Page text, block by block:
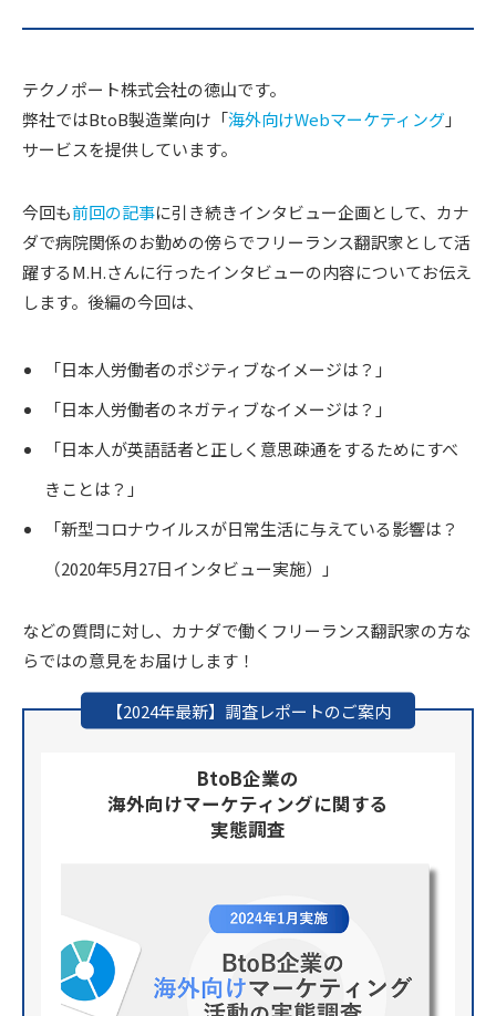
テクノポート株式会社の徳山です。
弊社ではBtoB製造業向け「海外向けWebマーケティング」
サービスを提供しています。
今回も前回の記事に引き続きインタビュー企画として、カナ
ダで病院関係のお勤めの傍らでフリーランス翻訳家として活
躍するM.H.さんに行ったインタビューの内容についてお伝え
します。後編の今回は、
「日本人労働者のポジティブなイメージは？」
「日本人労働者のネガティブなイメージは？」
「日本人が英語話者と正しく意思疎通をするためにすべ
きことは？」
「新型コロナウイルスが日常生活に与えている影響は？
（2020年5月27日インタビュー実施）」
などの質問に対し、カナダで働くフリーランス翻訳家の方な
らではの意見をお届けします！
【2024年最新】調査レポートのご案内
BtoB企業の
海外向けマーケティングに関する
実態調査